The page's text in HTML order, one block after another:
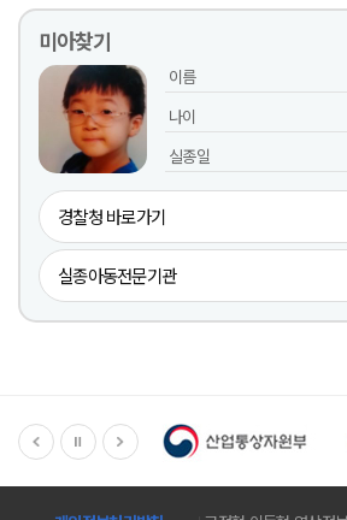
법」 및 「유실물법」에 의거하여
자가 권리를 주장하지 아니하면
센터가 취득합니다. 나. 자세한 사항은 월계구민체육센터(☎ 0
미아찾기
이름
나이
실종일
경찰청 바로가기
실종아동전문기관